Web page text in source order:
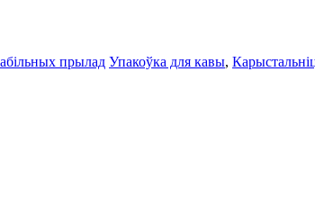
прылад Упакоўка для кавы,